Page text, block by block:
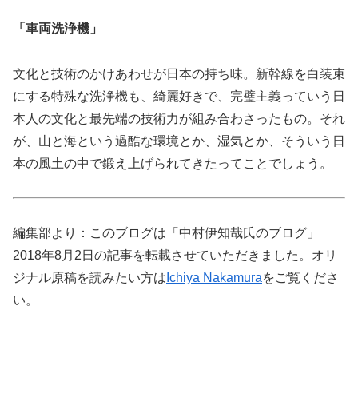
「車両洗浄機」
文化と技術のかけあわせが日本の持ち味。新幹線を白装束
にする特殊な洗浄機も、綺麗好きで、完璧主義っていう日
本人の文化と最先端の技術力が組み合わさったもの。それ
が、山と海という過酷な環境とか、湿気とか、そういう日
本の風土の中で鍛え上げられてきたってことでしょう。
編集部より：このブログは「中村伊知哉氏のブログ」
2018年8月2日の記事を転載させていただきました。オリ
ジナル原稿を読みたい方は Ichiya Nakamuraをご覧くださ
い。